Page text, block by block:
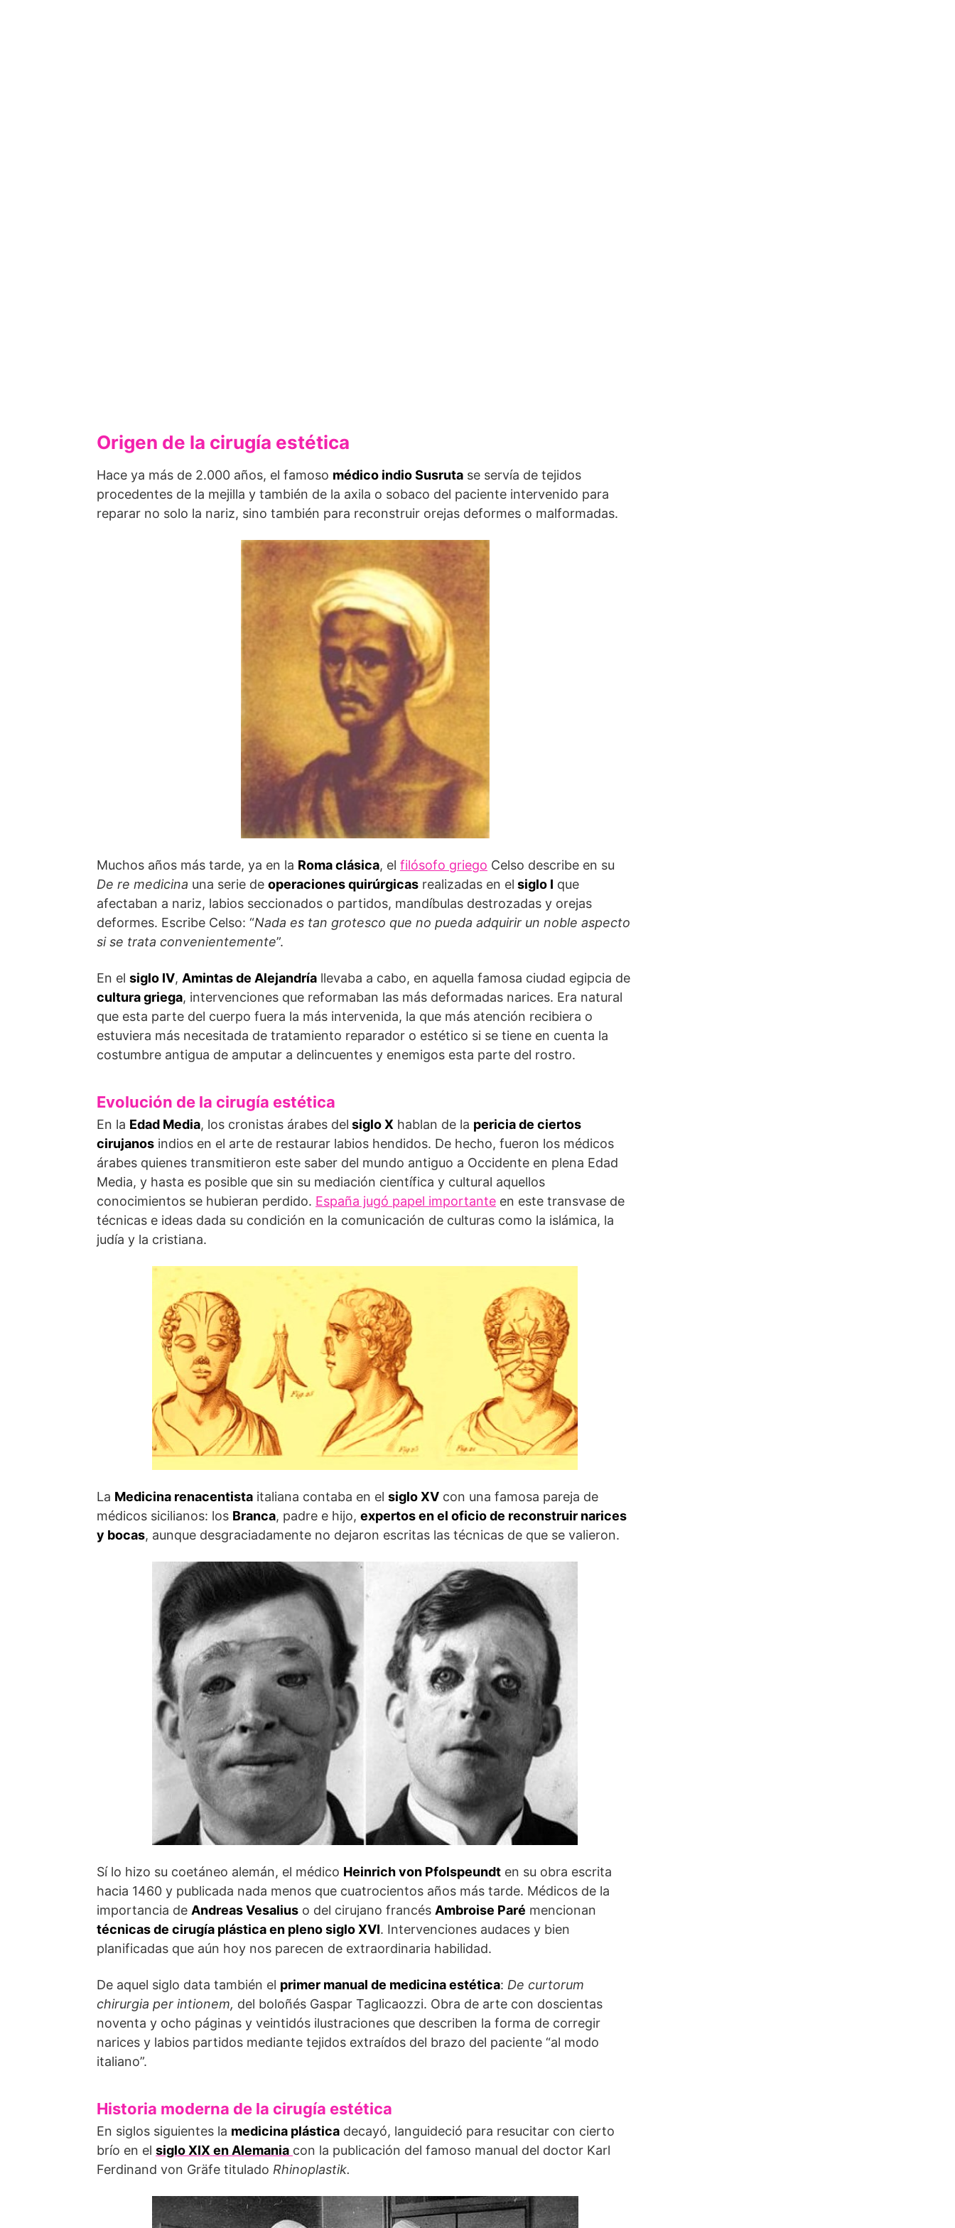
Origen de la cirugía estética
Hace ya más de 2.000 años, el famoso médico indio Susruta se servía de tejidos
procedentes de la mejilla y también de la axila o sobaco del paciente intervenido para
reparar no solo la nariz, sino también para reconstruir orejas deformes o malformadas.
Muchos años más tarde, ya en la Roma clásica, el filósofo griego Celso describe en su
De re medicina una serie de operaciones quirúrgicas realizadas en el siglo I que
afectaban a nariz, labios seccionados o partidos, mandíbulas destrozadas y orejas
deformes. Escribe Celso: “Nada es tan grotesco que no pueda adquirir un noble aspecto
si se trata convenientemente”.
En el siglo IV, Amintas de Alejandría llevaba a cabo, en aquella famosa ciudad egipcia de
cultura griega, intervenciones que reformaban las más deformadas narices. Era natural
que esta parte del cuerpo fuera la más intervenida, la que más atención recibiera o
estuviera más necesitada de tratamiento reparador o estético si se tiene en cuenta la
costumbre antigua de amputar a delincuentes y enemigos esta parte del rostro.
Evolución de la cirugía estética
En la Edad Media, los cronistas árabes del siglo X hablan de la pericia de ciertos
cirujanos indios en el arte de restaurar labios hendidos. De hecho, fueron los médicos
árabes quienes transmitieron este saber del mundo antiguo a Occidente en plena Edad
Media, y hasta es posible que sin su mediación científica y cultural aquellos
conocimientos se hubieran perdido. España jugó papel importante en este transvase de
técnicas e ideas dada su condición en la comunicación de culturas como la islámica, la
judía y la cristiana.
La Medicina renacentista italiana contaba en el siglo XV con una famosa pareja de
médicos sicilianos: los Branca, padre e hijo, expertos en el oficio de reconstruir narices
y bocas, aunque desgraciadamente no dejaron escritas las técnicas de que se valieron.
Sí lo hizo su coetáneo alemán, el médico Heinrich von Pfolspeundt en su obra escrita
hacia 1460 y publicada nada menos que cuatrocientos años más tarde. Médicos de la
importancia de Andreas Vesalius o del cirujano francés Ambroise Paré mencionan
técnicas de cirugía plástica en pleno siglo XVI. Intervenciones audaces y bien
planificadas que aún hoy nos parecen de extraordinaria habilidad.
De aquel siglo data también el primer manual de medicina estética: De curtorum
chirurgia per intionem, del boloñés Gaspar Taglicaozzi. Obra de arte con doscientas
noventa y ocho páginas y veintidós ilustraciones que describen la forma de corregir
narices y labios partidos mediante tejidos extraídos del brazo del paciente “al modo
italiano”.
Historia moderna de la cirugía estética
En siglos siguientes la medicina plástica decayó, languideció para resucitar con cierto
brío en el siglo XIX en Alemania con la publicación del famoso manual del doctor Karl
Ferdinand von Gräfe titulado Rhinoplastik.